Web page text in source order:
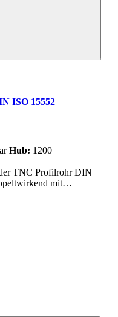
ISO 15552
Hub: 1200
TNC Profilrohr DIN
mit…